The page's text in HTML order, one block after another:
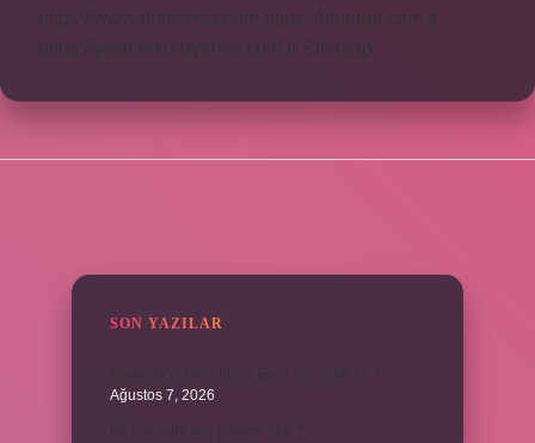
https://www.rinmedya.com https://bluenet.com.tr
https://yesillerkuruyemis.com.tr Sitemap
SON YAZILAR
Karadağ’ın para birimi Euro mu dolar mı ?
Ağustos 7, 2026